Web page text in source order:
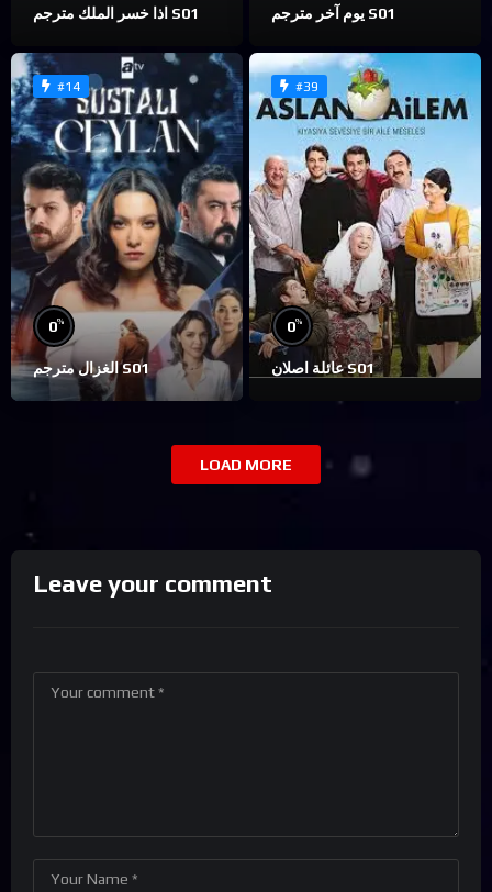
اذا خسر الملك مترجم S01 يوم آخر مترجم S01
#14
0%
الغزال مترجم S01
#39
0%
عائلة اصلان S01
LOAD MORE
Leave your comment